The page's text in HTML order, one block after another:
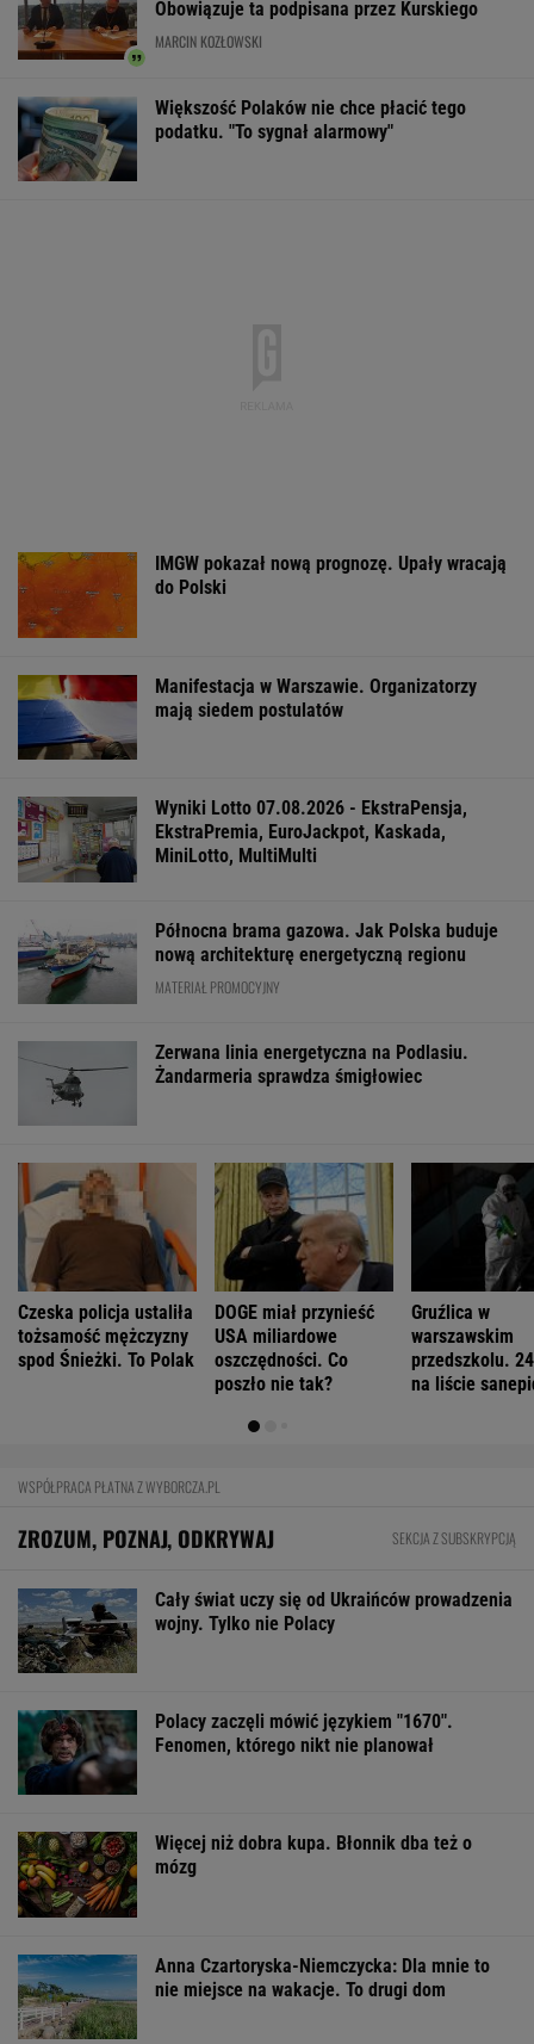
Obowiązuje ta podpisana przez Kurskiego
MARCIN KOZŁOWSKI
Większość Polaków nie chce płacić tego
podatku. "To sygnał alarmowy"
IMGW pokazał nową prognozę. Upały wracają
do Polski
Manifestacja w Warszawie. Organizatorzy
mają siedem postulatów
Wyniki Lotto 07.08.2026 - EkstraPensja,
EkstraPremia, EuroJackpot, Kaskada,
MiniLotto, MultiMulti
Północna brama gazowa. Jak Polska buduje
nową architekturę energetyczną regionu
MATERIAŁ PROMOCYJNY
Zerwana linia energetyczna na Podlasiu.
Żandarmeria sprawdza śmigłowiec
Czeska policja ustaliła
tożsamość mężczyzny
spod Śnieżki. To Polak
DOGE miał przynieść
USA miliardowe
oszczędności. Co
poszło nie tak?
Gruźlica w
warszawskim
przedszkolu.
na liście
WSPÓŁPRACA PŁATNA Z WYBORCZA.PL
ZROZUM, POZNAJ, ODKRYWAJ SEKCJA Z SUBSKRYPCJĄ
Cały świat uczy się od Ukraińców prowadzenia
wojny. Tylko nie Polacy
Polacy zaczęli mówić językiem "1670".
Fenomen, którego nikt nie planował
Więcej niż dobra kupa. Błonnik dba też o
mózg
Anna Czartoryska-Niemczycka: Dla mnie to
nie miejsce na wakacje. To drugi dom